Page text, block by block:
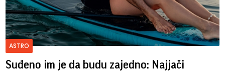
ASTRO
Suđeno im je da budu zajedno: Najjači